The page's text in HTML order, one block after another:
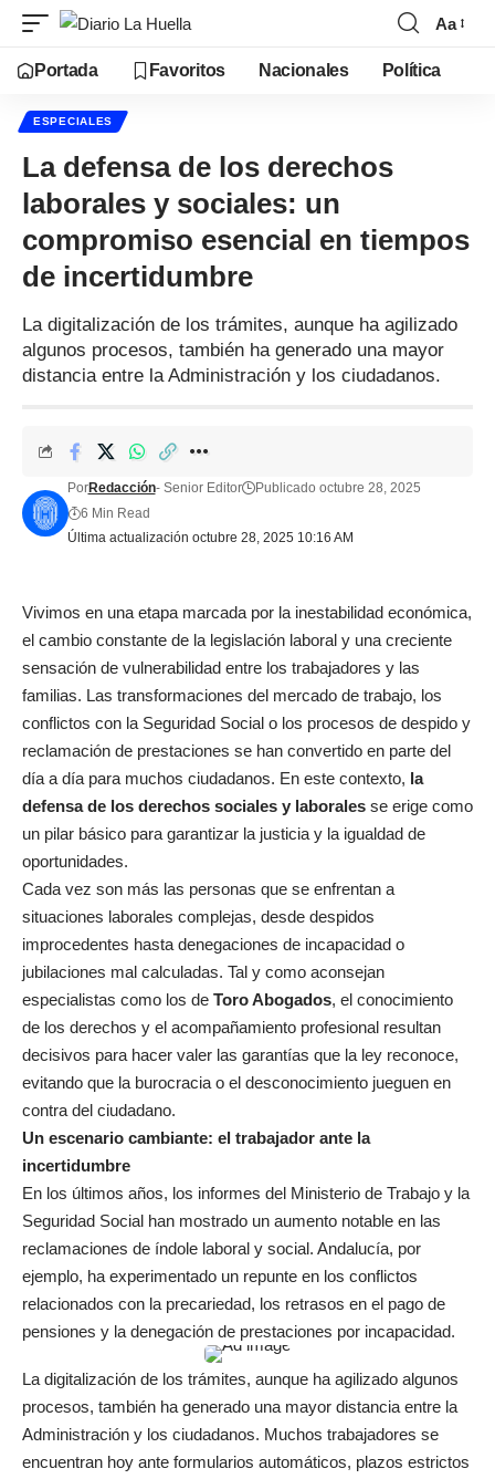
Aa
Portada Favoritos Nacionales Política
ESPECIALES
La defensa de los derechos
laborales y sociales: un
compromiso esencial en tiempos
de incertidumbre
La digitalización de los trámites, aunque ha agilizado
algunos procesos, también ha generado una mayor
distancia entre la Administración y los ciudadanos.
Última actualización octubre 28, 2025 10:16 AM
PorRedacción- Senior Editor
Publicado octubre 28, 2025
6 Min Read
Vivimos en una etapa marcada por la inestabilidad económica,
el cambio constante de la legislación laboral y una creciente
sensación de vulnerabilidad entre los trabajadores y las
familias. Las transformaciones del mercado de trabajo, los
conflictos con la Seguridad Social o los procesos de despido y
reclamación de prestaciones se han convertido en parte del
día a día para muchos ciudadanos. En este contexto, la
defensa de los derechos sociales y laborales se erige como
un pilar básico para garantizar la justicia y la igualdad de
oportunidades.
Cada vez son más las personas que se enfrentan a
situaciones laborales complejas, desde despidos
improcedentes hasta denegaciones de incapacidad o
jubilaciones mal calculadas. Tal y como aconsejan
especialistas como los de Toro Abogados, el conocimiento
de los derechos y el acompañamiento profesional resultan
decisivos para hacer valer las garantías que la ley reconoce,
evitando que la burocracia o el desconocimiento jueguen en
contra del ciudadano.
Un escenario cambiante: el trabajador ante la
incertidumbre
En los últimos años, los informes del Ministerio de Trabajo y la
Seguridad Social han mostrado un aumento notable en las
reclamaciones de índole laboral y social. Andalucía, por
ejemplo, ha experimentado un repunte en los conflictos
relacionados con la precariedad, los retrasos en el pago de
pensiones y la denegación de prestaciones por incapacidad.
La digitalización de los trámites, aunque ha agilizado algunos
procesos, también ha generado una mayor distancia entre la
Administración y los ciudadanos. Muchos trabajadores se
encuentran hoy ante formularios automáticos, plazos estrictos